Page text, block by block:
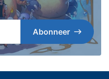
Abonneer